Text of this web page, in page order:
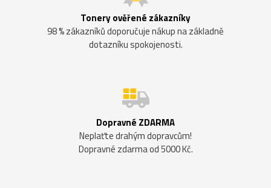
Tonery ověřené zákazníky
98 % zákazníků doporučuje nákup na základně
dotazníku spokojenosti.
Dopravné ZDARMA
Neplaťte drahým dopravcům!
Dopravné zdarma od 5000 Kč.